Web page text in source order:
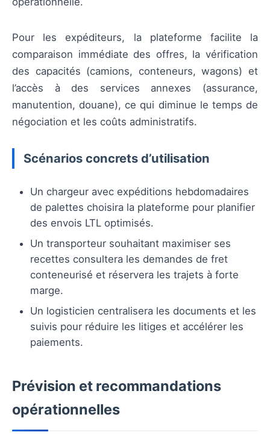
Pour les expéditeurs, la plateforme facilite la
comparaison immédiate des offres, la vérification
des capacités (camions, conteneurs, wagons) et
l’accès à des services annexes (assurance,
manutention, douane), ce qui diminue le temps de
négociation et les coûts administratifs.
Scénarios concrets d’utilisation
Un chargeur avec expéditions hebdomadaires
de palettes choisira la plateforme pour planifier
des envois LTL optimisés.
Un transporteur souhaitant maximiser ses
recettes consultera les demandes de fret
conteneurisé et réservera les trajets à forte
marge.
Un logisticien centralisera les documents et les
suivis pour réduire les litiges et accélérer les
paiements.
Prévision et recommandations
opérationnelles